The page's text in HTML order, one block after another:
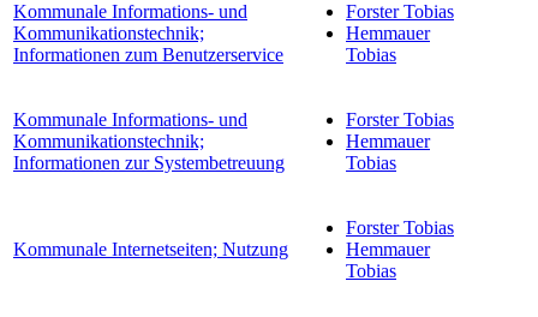
Kommunale Informations- und
Kommunikationstechnik;
Informationen zum Benutzerservice
Forster Tobias
Hemmauer
Tobias
Kommunale Informations- und
Kommunikationstechnik;
Informationen zur Systembetreuung
Forster Tobias
Hemmauer
Tobias
Kommunale Internetseiten; Nutzung
Forster Tobias
Hemmauer
Tobias